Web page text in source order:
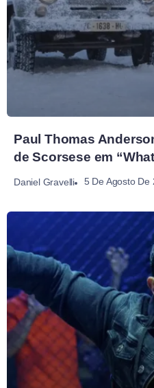
Paul Thomas
de Scorsese em
Daniel Gravelli 5 De Agosto De